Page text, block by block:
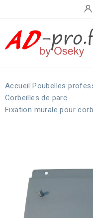
Accueil Poubelles
Corbeilles de parc
Fixation murale pour